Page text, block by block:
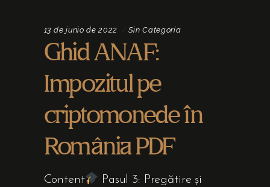
13 de junio de 2022 Sin Categoría
Ghid ANAF:
Impozitul pe
criptomonede în
România PDF
Content
Pasul 3: Pregătire și